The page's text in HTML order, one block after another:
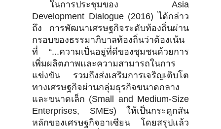
ในการประชุมของ Asia
Development Dialogue (2016) ได้กล่าว
ถึง การพัฒนาเศรษฐกิจระดับท้องถิ่นผ่าน
กรอบของธรรมาภิบาลท้องถิ่นว่าต้องเน้น
ที่ “...ความเป็นอยู่ที่ดีของชุมชนด้วยการ
เพิ่มผลิตภาพและความสามารถในการ
แข่งขัน รวมถึงส่งเสริมการเจริญเติบโต
ทางเศรษฐกิจผ่านกลุ่มธุรกิจขนาดกลาง
และขนาดเล็ก (Small and Medium-Size
Enterprises, SMEs) ให้เป็นกระดูกสัน
หลักของเศรษฐกิจอาเซียน โดยสรุปแล้ว